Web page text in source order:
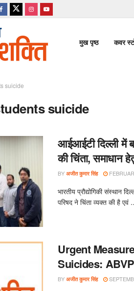
मुख पृष्ठ कवर
suicide
suicide
आईआईटी दिल्ली में
की चिंता, समाधान
BY अजीत कुमार सिंह
भारतीय प्रौद्योगिकी संस्थान
परिषद ने चिंता व्यक्त की है एवं
Urgent
Suicides:
BY अजीत कुमार सिंह